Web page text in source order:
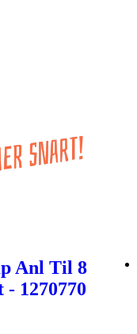
Anl Til 8
1270770